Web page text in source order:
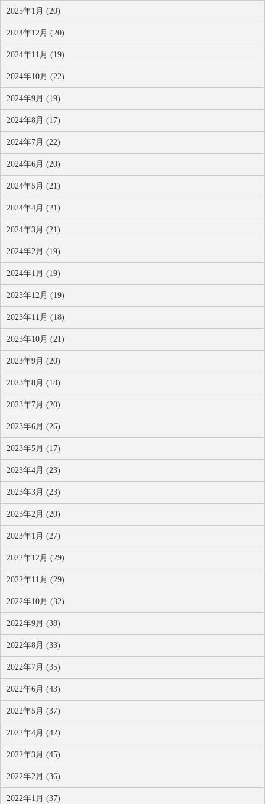
2025年1月 (20)
2024年12月 (20)
2024年11月 (19)
2024年10月 (22)
2024年9月 (19)
2024年8月 (17)
2024年7月 (22)
2024年6月 (20)
2024年5月 (21)
2024年4月 (21)
2024年3月 (21)
2024年2月 (19)
2024年1月 (19)
2023年12月 (19)
2023年11月 (18)
2023年10月 (21)
2023年9月 (20)
2023年8月 (18)
2023年7月 (20)
2023年6月 (26)
2023年5月 (17)
2023年4月 (23)
2023年3月 (23)
2023年2月 (20)
2023年1月 (27)
2022年12月 (29)
2022年11月 (29)
2022年10月 (32)
2022年9月 (38)
2022年8月 (33)
2022年7月 (35)
2022年6月 (43)
2022年5月 (37)
2022年4月 (42)
2022年3月 (45)
2022年2月 (36)
2022年1月 (37)